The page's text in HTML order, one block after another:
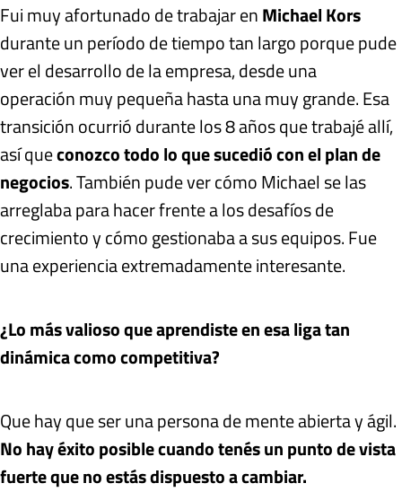
Fui muy afortunado de trabajar enMichael Kors
durante un período de tiempo tan largo porque pude
ver el desarrollo de la empresa, desde una
operación muy pequeña hasta una muy grande. Esa
transición ocurrió durante los 8 años que trabajé allí,
así queconozco todo lo que sucedió con el plan de
negocios. También pude ver cómo Michael se las
arreglaba para hacer frente a los desafíos de
crecimiento y cómo gestionaba a sus equipos. Fue
una experiencia extremadamente interesante.
¿Lo más valioso que aprendiste en esa liga tan
dinámica como competitiva?
Que hay que ser una persona de mente abierta y ágil.
No hay éxito posible cuando tenés un punto de vista
fuerte que no estás dispuesto a cambiar.